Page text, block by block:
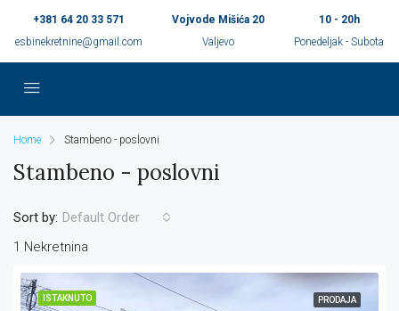
+381 64 20 33 571
esbinekretnine@gmail.com
Vojvode Mišića 20
Valjevo
10 - 20h
Ponedeljak - Subota
Home Stambeno - poslovni
Stambeno - poslovni
1 Nekretnina
Sort by: Default Order
ISTAKNUTO PRODAJA